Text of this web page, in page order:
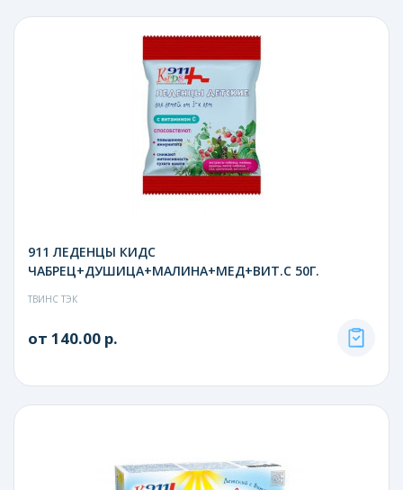
911 ЛЕДЕНЦЫ КИДС
ЧАБРЕЦ+ДУШИЦА+МАЛИНА+МЕД+ВИТ.С 50Г.
ТВИНС ТЭК
от 140.00 р.